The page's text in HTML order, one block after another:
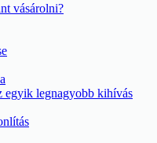
vásárolni?
egyik legnagyobb kihívás